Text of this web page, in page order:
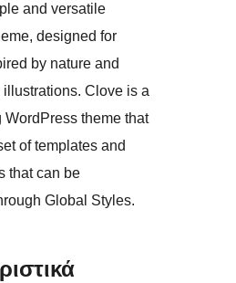
and versatile
designed for
by nature and
illustrations. Clove is a
theme that
of templates and
that can be
Global Styles.